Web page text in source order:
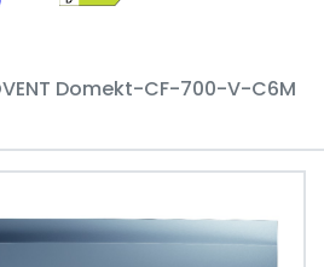
Domekt-CF-700-V-C6M